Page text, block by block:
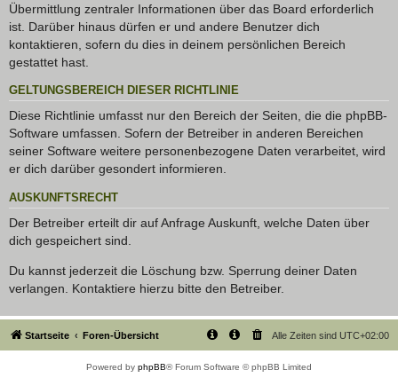
Übermittlung zentraler Informationen über das Board erforderlich
ist. Darüber hinaus dürfen er und andere Benutzer dich
kontaktieren, sofern du dies in deinem persönlichen Bereich
gestattet hast.
GELTUNGSBEREICH DIESER RICHTLINIE
Diese Richtlinie umfasst nur den Bereich der Seiten, die die phpBB-
Software umfassen. Sofern der Betreiber in anderen Bereichen
seiner Software weitere personenbezogene Daten verarbeitet, wird
er dich darüber gesondert informieren.
AUSKUNFTSRECHT
Der Betreiber erteilt dir auf Anfrage Auskunft, welche Daten über
dich gespeichert sind.
Du kannst jederzeit die Löschung bzw. Sperrung deiner Daten
verlangen. Kontaktiere hierzu bitte den Betreiber.
Startseite Foren-Übersicht Alle Zeiten sind UTC+02:00
Powered by phpBB® Forum Software © phpBB Limited